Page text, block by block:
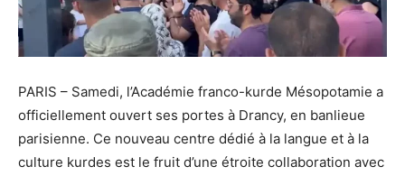
PARIS – Samedi, l’Académie franco-kurde Mésopotamie a
officiellement ouvert ses portes à Drancy, en banlieue
parisienne. Ce nouveau centre dédié à la langue et à la
culture kurdes est le fruit d’une étroite collaboration avec